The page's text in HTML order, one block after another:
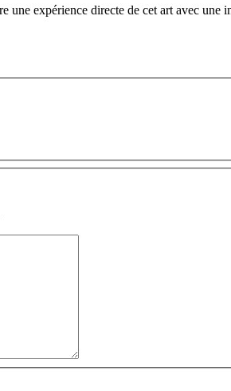
expérience directe de cet art avec une